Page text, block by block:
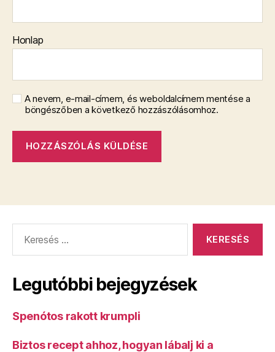
Honlap
A nevem, e-mail-címem, és weboldalcímem mentése a
böngészőben a következő hozzászólásomhoz.
Legutóbbi bejegyzések
Spenótos rakott krumpli
Biztos recept ahhoz, hogyan lábalj ki a